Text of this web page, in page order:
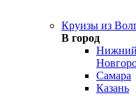
Круизы из
В город
Нижний
Самара
Казань